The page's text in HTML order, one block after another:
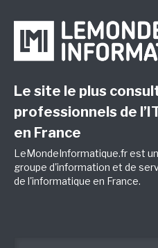
Le site le plus
professionnels de
en France
LeMondeInformatique.fr est
groupe d'information et de
de l'informatique en France.